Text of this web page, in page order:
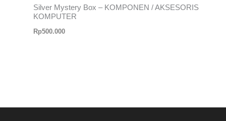
Silver Mystery Box – KOMPONEN / AKSESORIS
KOMPUTER
Rp500.000